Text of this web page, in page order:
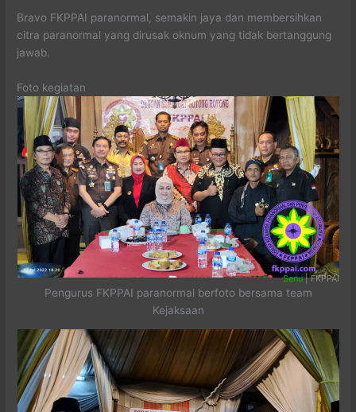
Bravo FKPPAI paranormal, semakin jaya dan membersihkan
citra paranormal yang dirusak oknum yang tidak bertanggung
jawab.
Foto kegiatan
Senu| FKPPAI
Pengurus FKPPAI paranormal berfoto bersama team
Kejaksaan